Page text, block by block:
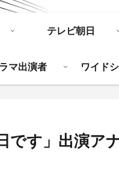
テレビ朝日
マ出演者 ワイド
です」出演ア